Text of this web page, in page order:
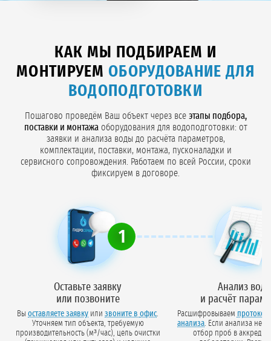
КАК МЫ ПОДБИРАЕМ И
МОНТИРУЕМ ОБОРУДОВАНИЕ ДЛЯ
ВОДОПОДГОТОВКИ
Пошагово проведём Ваш объект через все этапы подбора,
поставки и монтажаоборудования для водоподготовки: от
заявки и анализа воды до расчёта параметров,
комплектации, поставки, монтажа, пусконаладки и
сервисного сопровождения. Работаем по всей России, сроки
фиксируем в договоре.
1
Оставьте заявку
или позвоните
Вы оставляете заявку или звоните в офис.
Уточняем тип объекта, требуемую
производительность (м³/час), цель очистки
Анализ
и расчёт
Расшифровываем протокол
анализа. Если анализа нет — организуем
отбор проб в